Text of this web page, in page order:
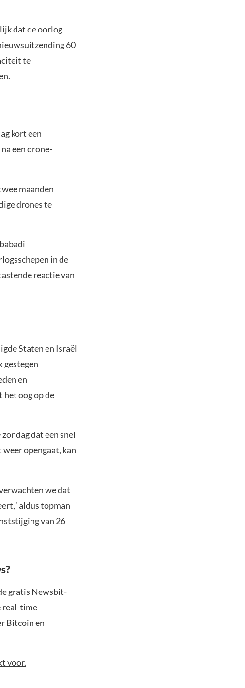
dat de oorlog
60
te
kort een
een drone-
maanden
drones te
in de
reactie van
Staten en Israël
gestegen
en
het oog op de
dat een snel
opengaat, kan
we dat
aldus topman
van 26
gratis Newsbit-
real-time
Bitcoin en
voor.